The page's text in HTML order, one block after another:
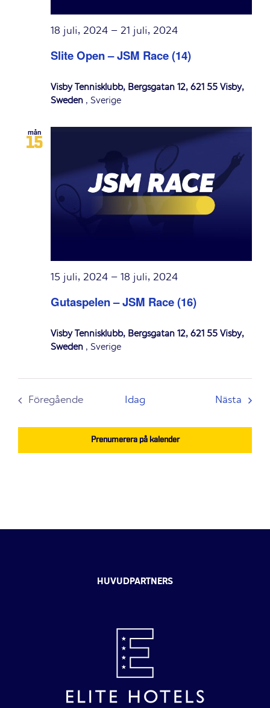
Slite Open – JSM Race (14)
18 juli, 2024 – 21 juli, 2024
Visby Tennisklubb, Bergsgatan 12, 621 55 Visby,
Sweden , Sverige
mån
15
Gutaspelen – JSM Race (16)
15 juli, 2024 – 18 juli, 2024
Visby Tennisklubb, Bergsgatan 12, 621 55 Visby,
Sweden , Sverige
Föregående
Idag Nästa
Prenumerera på kalender
HUVUDPARTNERS